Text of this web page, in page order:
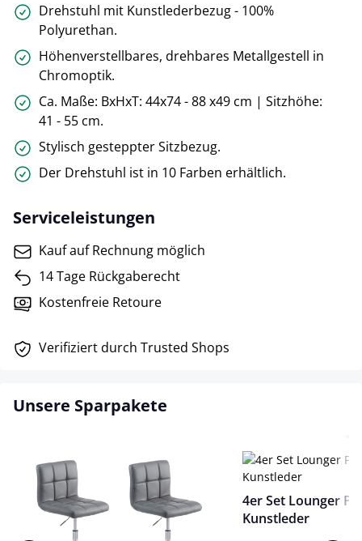
Drehstuhl mit Kunstlederbezug - 100%
Polyurethan.
Höhenverstellbares, drehbares Metallgestell in
Chromoptik.
Ca. Maße: BxHxT: 44x74 - 88 x49 cm | Sitzhöhe:
41 - 55 cm.
Stylisch gesteppter Sitzbezug.
Der Drehstuhl ist in 10 Farben erhältlich.
Serviceleistungen
Kauf auf Rechnung möglich
14 Tage Rückgaberecht
Kostenfreie Retoure
Verifiziert durch Trusted Shops
Unsere Sparpakete
4er Set Lounger
Kunstleder